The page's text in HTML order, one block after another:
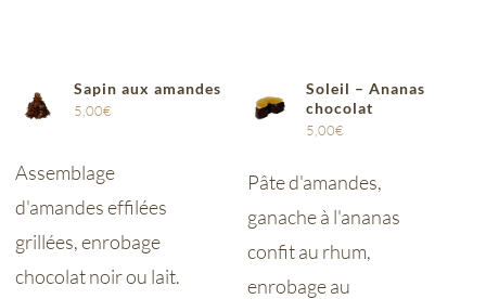
Sapin aux amandes
5,00€
Assemblage
d'amandes effilées
grillées, enrobage
chocolat noir ou lait.
Soleil – Ananas
chocolat
5,00€
Pâte d'amandes,
ganache à l'ananas
confit au rhum,
enrobage au